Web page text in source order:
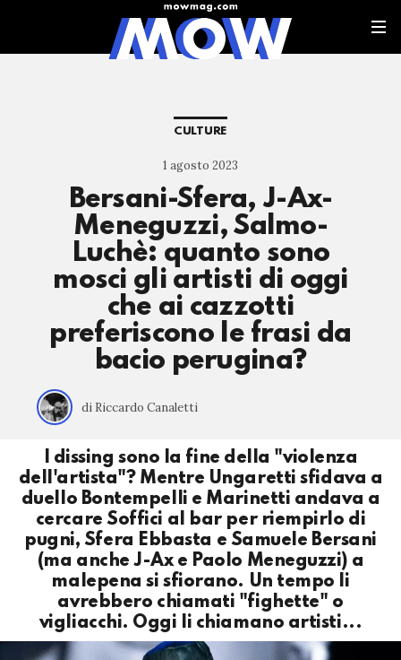
CULTURE
1 agosto 2023
Bersani-Sfera, J-Ax-
Meneguzzi, Salmo-
Luchè: quanto sono
mosci gli artisti di oggi
che ai cazzotti
preferiscono le frasi da
bacio perugina?
di Riccardo Canaletti
I dissing sono la fine della "violenza
dell'artista"? Mentre Ungaretti sfidava a
duello Bontempelli e Marinetti andava a
cercare Soffici al bar per riempirlo di
pugni, Sfera Ebbasta e Samuele Bersani
(ma anche J-Ax e Paolo Meneguzzi) a
malepena si sfiorano. Un tempo li
avrebbero chiamati "fighette" o
vigliacchi. Oggi li chiamano artisti...